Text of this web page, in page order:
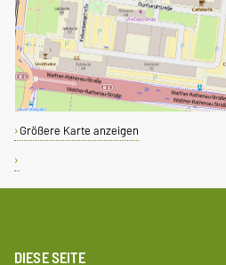
Größere Karte anzeigen
DIESE SEITE